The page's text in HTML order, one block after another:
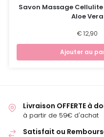
Savon Massage
Aloe Vera
€ 12,90
Ajouter au
Livraison OFFERTE à
à partir de 59€ d'achat
Satisfait ou